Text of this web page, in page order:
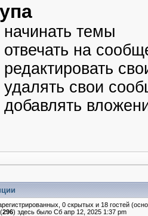
начинать темы
отвечать на
редактировать
удалять свои
добавлять
0 скрытых и 18 гостей
296) здесь было Сб апр 12, 2025 1:37 pm